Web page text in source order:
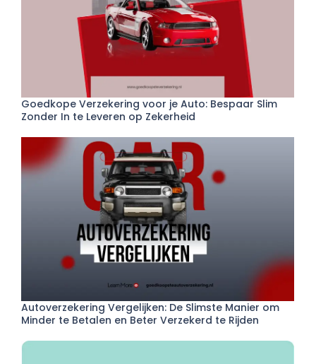
Goedkope Verzekering voor je Auto: Bespaar Slim
Zonder In te Leveren op Zekerheid
Autoverzekering Vergelijken: De Slimste Manier om
Minder te Betalen en Beter Verzekerd te Rijden